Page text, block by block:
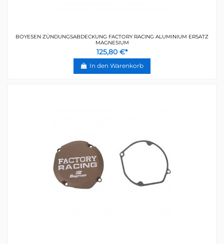
BOYESEN ZÜNDUNGSABDECKUNG FACTORY RACING ALUMINIUM ERSATZ
MAGNESIUM
125,80 €*
In den Warenkorb